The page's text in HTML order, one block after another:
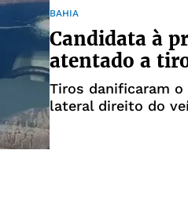
BAHIA
Candidata à
atentado a
Tiros danificaram
lateral direito do